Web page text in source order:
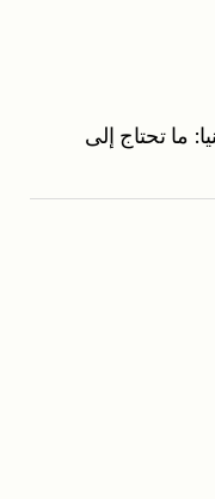
ما تحتاج إلى